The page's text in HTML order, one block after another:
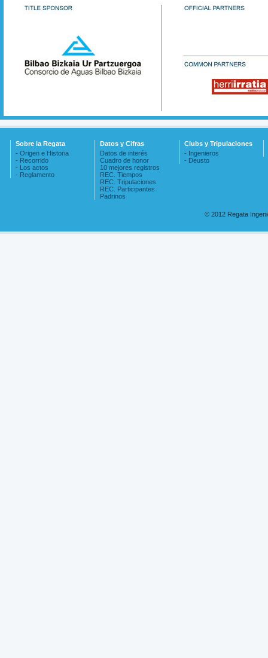
Sobre la Regata
- Origen e Historia
- Recorrido
- Los actos
- Reglamento
Datos y Cifras
Datos de interés
Cuadro de honor
10 mejores registros
REC. Tiempos
REC. Tripulaciones
REC. Participantes
Padrinos
Clubs y Tripulaciones
- Ingenieros
- Deusto
© 2012 Regata